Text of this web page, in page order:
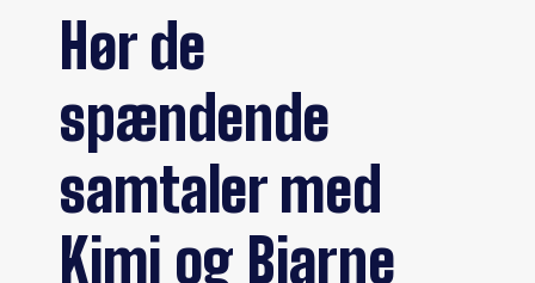
Hør de
spændende
samtaler med
Kimi og Bjarne